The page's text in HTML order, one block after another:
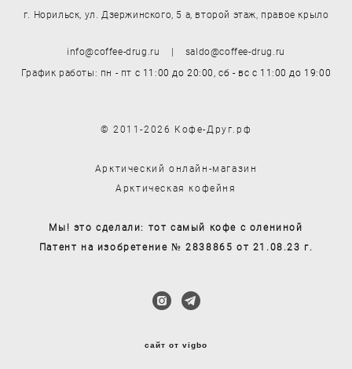
г. Норильск, ул. Дзержинского, 5 а, второй этаж, правое крыло
info@coffee-drug.ru | saldo@coffee-drug.ru
График работы: пн - пт с 11:00 до 20:00,сб - вс с 11:00 до 19:00
© 2011-2026 Кофе-Друг.рф
Арктический онлайн-магазин
Арктическая кофейня
Мы! это сделали: тот самый кофе с олениной
Патент на изобретение № 2838865 от 21.08.23 г.
сайт от vigbo